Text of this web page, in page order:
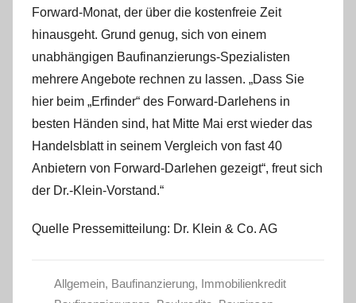
Forward-Monat, der über die kostenfreie Zeit
hinausgeht. Grund genug, sich von einem
unabhängigen Baufinanzierungs-Spezialisten
mehrere Angebote rechnen zu lassen. „Dass Sie
hier beim „Erfinder“ des Forward-Darlehens in
besten Händen sind, hat Mitte Mai erst wieder das
Handelsblatt in seinem Vergleich von fast 40
Anbietern von Forward-Darlehen gezeigt“, freut sich
der Dr.-Klein-Vorstand.“
Quelle Pressemitteilung: Dr. Klein & Co. AG
Allgemein, Baufinanzierung, Immobilienkredit